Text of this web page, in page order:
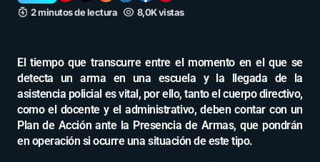
2 minutos de lectura 8,0K vistas
El tiempo que transcurre entre el momento en el que se
detecta un arma en una escuela y la llegada de la
asistencia policial es vital, por ello, tanto el cuerpo directivo,
como el docente y el administrativo, deben contar con un
Plan de Acción ante la Presencia de Armas, que pondrán
en operación si ocurre una situación de este tipo.